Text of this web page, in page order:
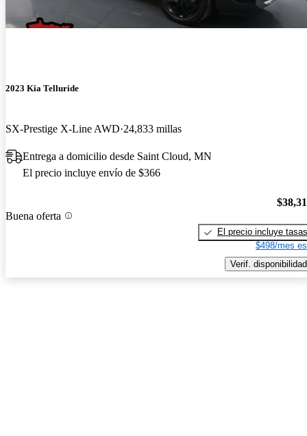
2023 Kia Telluride
SX-Prestige X-Line AWD 24,833 millas
Entrega a domicilio desde Saint Cloud, MN
El precio incluye envío de $366
Buena oferta
El precio incluye tasas
$498/mes
Verif. disponibilidad